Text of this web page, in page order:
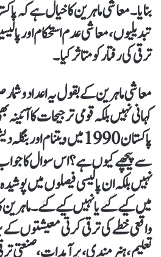
بنایا۔معاشی ماہرین کا خیال ہے کہ
تبدیلیوں، معاشی عدم استحکام اور
ترقی کی رفتار کو متاثر کیا۔
معاشی ماہرین کے بقول یہ اعداد و
کہانی نہیں بلکہ قومی ترجیحات کا
پاکستان 1990 میں ویتنام
سے پیچھے کیوں ہے؟ اس سوال کا
نہیں بلکہ ان پالیسی فیصلوں میں
میں کیے گئے یا نہیں کیے گئے۔ماہرین
واقعی خطے کی ترقی کرتی معیشتوں کے